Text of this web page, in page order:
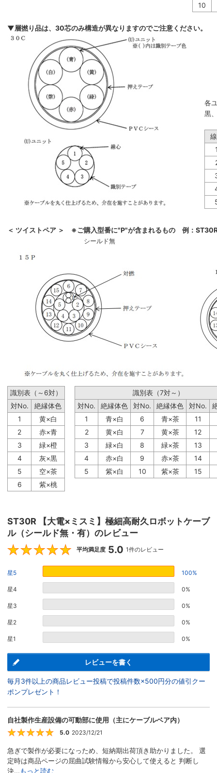
10
▼層撚り品は、30芯のみ構造が異なりますのでご注意ください。
各
黒
＜ ツイストペア ＞ ※ご購入型番に"P"が含まれるもの 例：
シールド無
識別表（～6対）
対No.
絶縁体色
1
黄×白
2
赤×青
3
緑×橙
4
灰×黒
5
空×茶
6
紫×桃
識別表（7対～）
対No.
絶縁体色 対No. 絶縁体色 対No.
1
青×白 6 青×茶 11
2
黄×白 7 黄×茶 12
3
緑×白 8 緑×茶 13
4
赤×白 9 赤×茶 14
5
紫×白 10 紫×茶 15
ST30R 【大電×ミスミ】極細高耐久ロボットケーブ
ル（シールド無・有）のレビュー
5
平均満足度 5.0 1件のレビュー
星5 100%
星4 0%
星3 0%
星2 0%
星1 0%
レビューを書く
毎月3件以上の商品レビュー投稿で投稿件数×500円分の値引クー
ポンプレゼント！
自社製作生産設備の可動部に使用（主にケーブルベア内）
5.0 2023/12/21
急ぎで製作が必要になっため、短納期出荷頂き助かりました。 選
定時は商品ページの屈曲試験情報から安心して使えると 判断し
決...もっと読む